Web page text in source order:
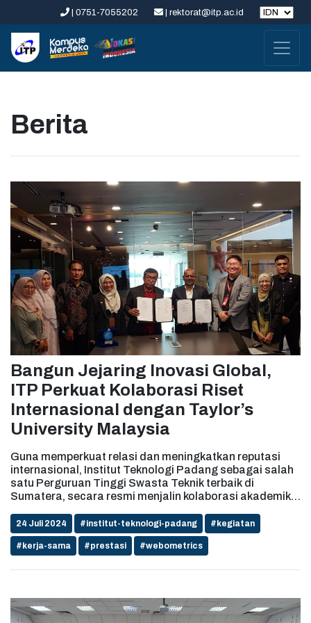
| 0751-7055202 | rektorat@itp.ac.id
Berita
Bangun Jejaring Inovasi Global,
ITP Perkuat Kolaborasi Riset
Internasional dengan Taylor’s
University Malaysia
Guna memperkuat relasi dan meningkatkan reputasi
internasional, Institut Teknologi Padang sebagai salah
satu Perguruan Tinggi Swasta Teknik terbaik di
Sumatera, secara resmi menjalin kolaborasi akademik
Jalinan kerja sama ini ditandai dengan
penandatanganan Memorandum of Agreement (MoA) di
Kampus Taylor’s University, Malaysia pada Rabu
Innovation and Technology, Taylor’s University,
Professor Ts. Dr. Sim Yee Wai. Hadir membersamai
24 Juli 2024 #institut-teknologi-padang #kegiatan
#kerja-sama #prestasi #webometrics